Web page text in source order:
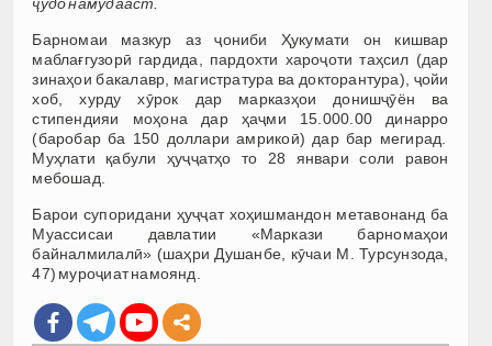
Барномаи мазкур аз ҷониби Ҳукумати он кишвар
маблағгузорӣ гардида, пардохти хароҷоти таҳсил (дар
зинаҳои бакалавр, магистратура ва докторантура), ҷойи
хоб, хурду хӯрок дар марказҳои донишҷӯён ва
стипендияи моҳона дар ҳаҷми 15.000.00 динарро
(баробар ба 150 доллари амрикоӣ) дар бар мегирад.
Муҳлати қабули ҳуҷҷатҳо то 28 январи соли равон
мебошад.
Барои супоридани ҳуҷҷат хоҳишмандон метавонанд ба
Муассисаи давлатии «Маркази барномаҳои
байналмилалӣ» (шаҳри Душанбе, кӯчаи М. Турсунзода,
47) муроҷиат намоянд.